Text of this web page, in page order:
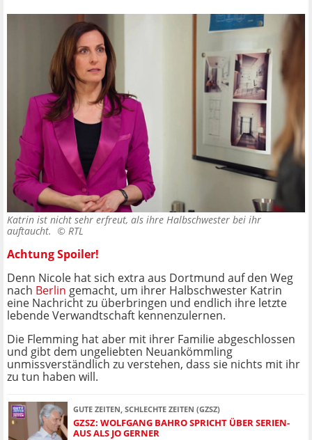
Katrin ist nicht sehr erfreut, als ihre Halbschwester bei ihr
auftaucht. © RTL
Achtung Spoiler!
Denn Nicole hat sich extra aus Dortmund auf den Weg
nach Berlin gemacht, um ihrer Halbschwester Katrin
eine Nachricht zu überbringen und endlich ihre letzte
lebende Verwandtschaft kennenzulernen.
Die Flemming hat aber mit ihrer Familie abgeschlossen
und gibt dem ungeliebten Neuankömmling
unmissverständlich zu verstehen, dass sie nichts mit ihr
zu tun haben will.
GUTE ZEITEN, SCHLECHTE ZEITEN (GZSZ)
GZSZ: WOLFGANG BAHRO SPRICHT ÜBER SERIEN-
AUS ALS JO GERNER